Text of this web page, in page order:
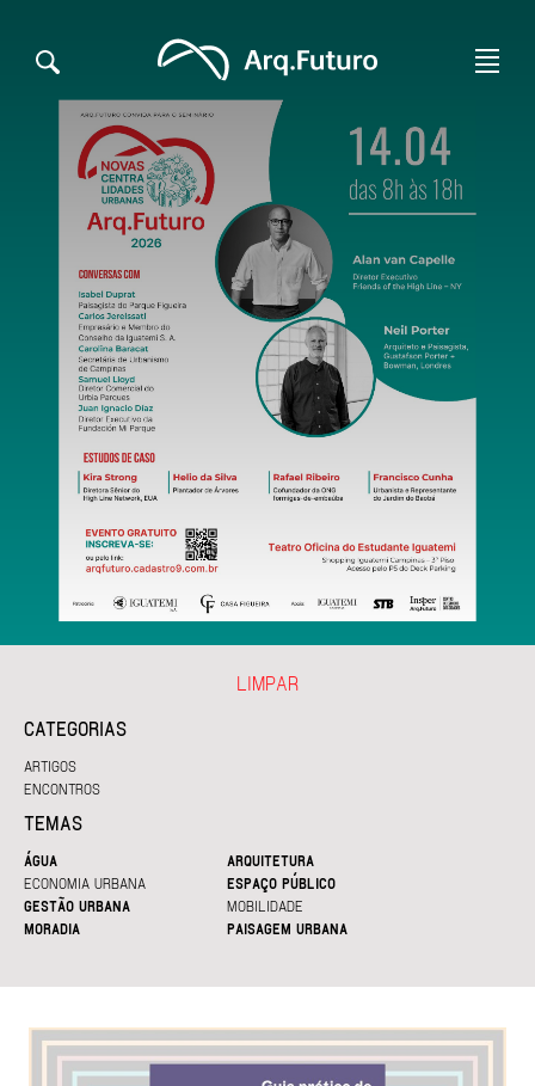
CATEGORIAS
ARTIGOS
ENCONTROS
TEMAS
ÁGUA
ARQUITETURA
ECONOMIA URBANA
ESPAÇO PÚBLICO
GESTÃO URBANA
MOBILIDADE
MORADIA
PAISAGEM URBANA
LIMPAR